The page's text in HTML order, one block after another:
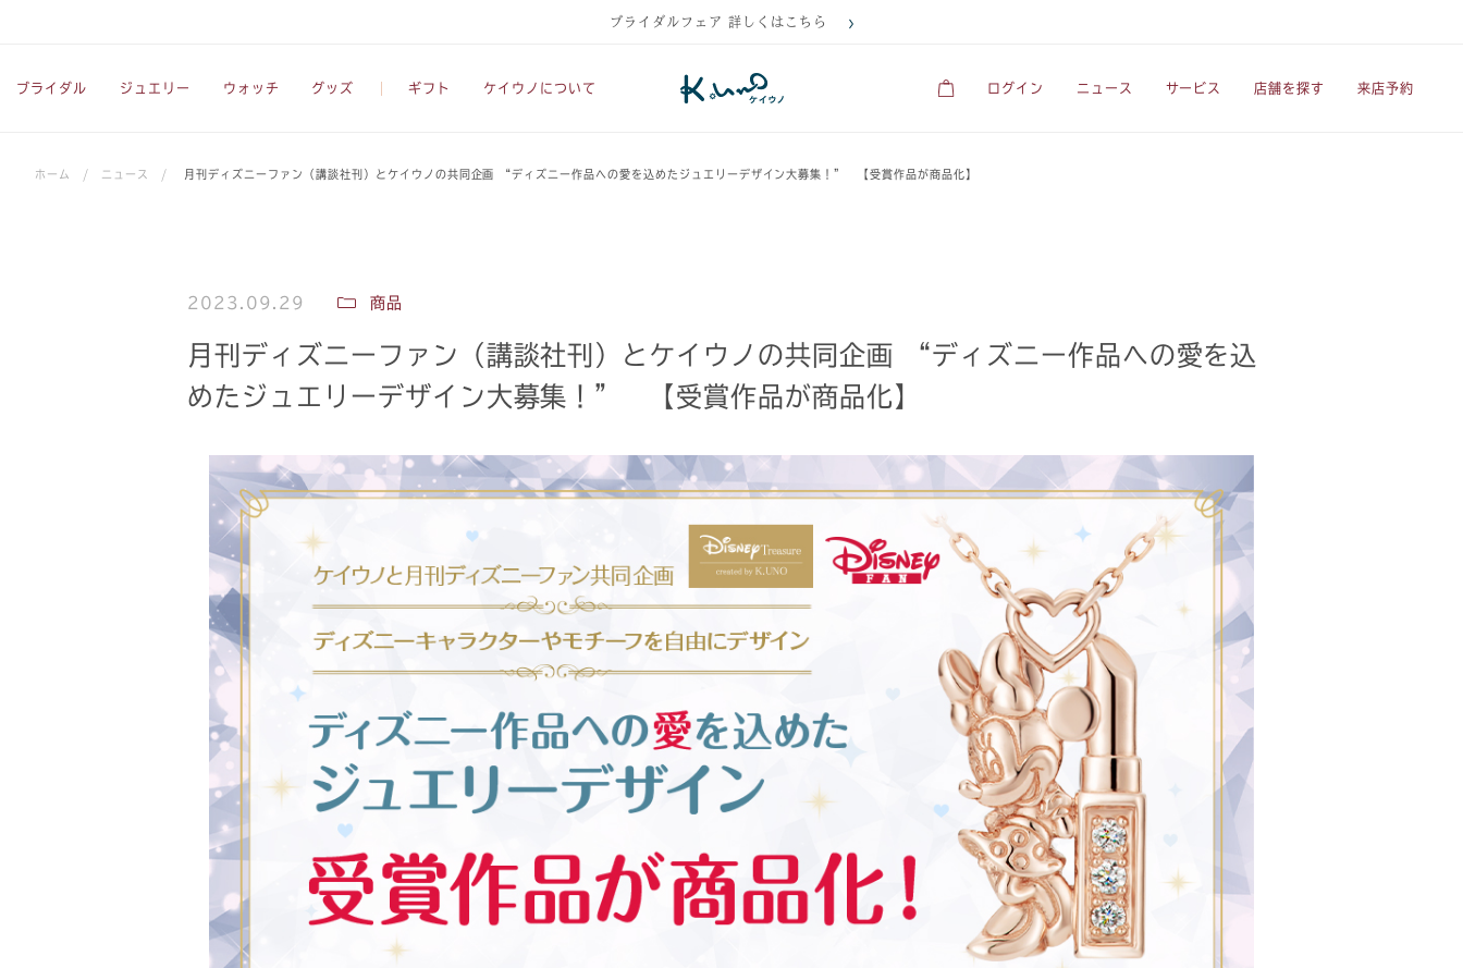
ブライダルフェア 詳しくはこちら
ブライダル ジュエリー ウォッチ グッズ ギフト ケイウノについて ログイン ニュース サービス 店舗を探す 来店予約
ホーム / ニュース / 月刊ディズニーファン（講談社刊）とケイウノの共同企画 “ディズニー作品への愛を込めたジュエリーデザイン大募集！” 【受賞作品が商品化】
2023.09.29 商品
月刊ディズニーファン（講談社刊）とケイウノの共同企画 “ディズニー作品への愛を込
めたジュエリーデザイン大募集！” 【受賞作品が商品化】